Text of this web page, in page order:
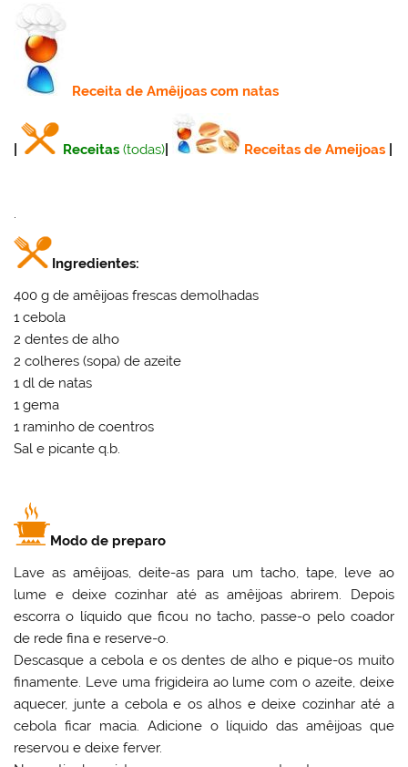
Receitade Amêijoas com natas
Receitas (todas) Receitas de Ameijoas
.
Ingredientes:
400 g de amêijoas frescas demolhadas
1 cebola
2 dentes de alho
2 colheres (sopa) de azeite
1 dl de natas
1 gema
1 raminho de coentros
Sal e picante q.b.
Modo de preparo
Lave as amêijoas, deite-as para um tacho, tape, leve ao
lume e deixe cozinhar até as amêijoas abrirem. Depois
escorra o líquido que ficou no tacho, passe-o pelo coador
de rede fina e reserve-o.
Descasque a cebola e os dentes de alho e pique-os muito
finamente. Leve uma frigideira ao lume com o azeite, deixe
aquecer, junte a cebola e os alhos e deixe cozinhar até a
cebola ficar macia. Adicione o líquido das amêijoas que
reservou e deixe ferver.